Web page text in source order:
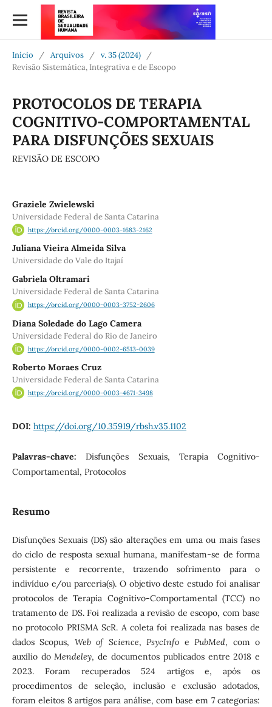
Início / Arquivos / v. 35 (2024)
/
Revisão Sistemática, Integrativa e de Escopo
PROTOCOLOS DE TERAPIA
COGNITIVO-COMPORTAMENTAL
PARA DISFUNÇÕES SEXUAIS
REVISÃO DE ESCOPO
Graziele Zwielewski
Universidade Federal de Santa Catarina
https://orcid.org/0000-0003-1683-2162
Juliana Vieira Almeida Silva
Universidade do Vale do Itajaí
Gabriela Oltramari
Universidade Federal de Santa Catarina
https://orcid.org/0000-0003-3752-2606
Diana Soledade do Lago Camera
Universidade Federal do Rio de Janeiro
https://orcid.org/0000-0002-6513-0039
Roberto Moraes Cruz
Universidade Federal de Santa Catarina
https://orcid.org/0000-0003-4671-3498
DOI: https://doi.org/10.35919/rbsh.v35.1102
Palavras-chave:Disfunções Sexuais, Terapia Cognitivo-
Comportamental, Protocolos
Resumo
Disfunções Sexuais (DS) são alterações em uma ou mais fases
do ciclo de resposta sexual humana, manifestam-se de forma
persistente e recorrente, trazendo sofrimento para o
indivíduo e/ou parceria(s). O objetivo deste estudo foi analisar
protocolos de Terapia Cognitivo-Comportamental (TCC) no
tratamento de DS. Foi realizada a revisão de escopo, com base
no protocolo PRISMA ScR. A coleta foi realizada nas bases de
dados Scopus, Web of Science,PsycInfo ePubMed, com o
auxílio doMendeley, de documentos publicados entre 2018 e
2023. Foram recuperados 524 artigos e, após os
procedimentos de seleção, inclusão e exclusão adotados,
foram eleitos 8 artigos para análise, com base em 7 categorias: